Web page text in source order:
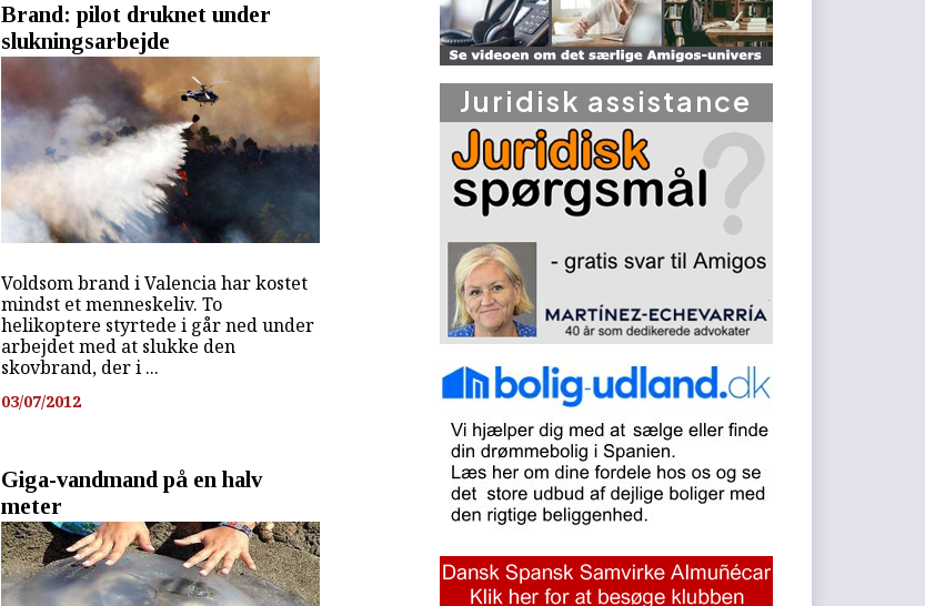
Brand: pilot druknet under
slukningsarbejde
Voldsom brand i Valencia har kostet
mindst et menneskeliv. To
helikoptere styrtede i går ned under
arbejdet med at slukke den
skovbrand, der i ...
03/07/2012
Giga-vandmand på en halv
meter